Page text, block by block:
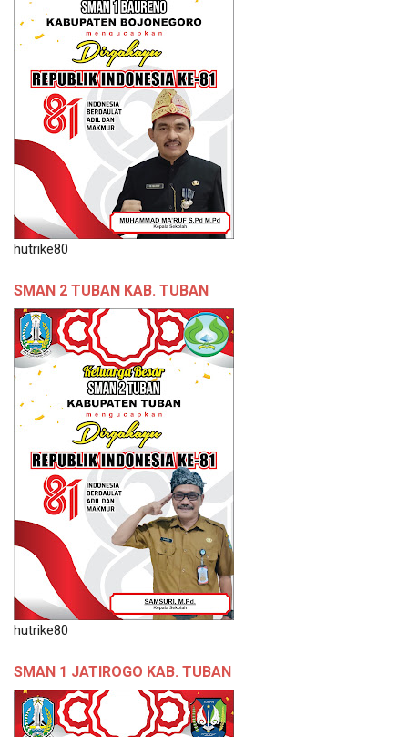
hutrike80
SMAN 2 TUBAN KAB. TUBAN
hutrike80
SMAN 1 JATIROGO KAB. TUBAN